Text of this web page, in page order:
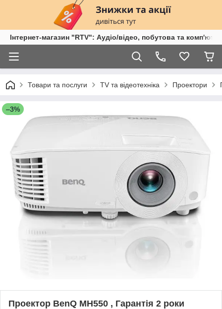
Інтернет-магазин "RTV": Аудіо/відео, побутова та
Товари та послуги TV та відеотехніка Проектори
–3%
Проектор BenQ MH550 , Гарантія 2 роки